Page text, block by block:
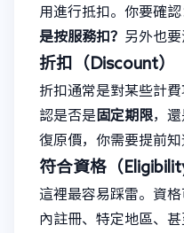
用進行抵扣。你要確認
是按服務扣？ 另外也要
折扣（Discount）
折扣通常是對某些計
認是否是 固定期限，
復原價，你需要提前知
符合資格（
這裡最容易踩雷。資
內註冊、特定地區、